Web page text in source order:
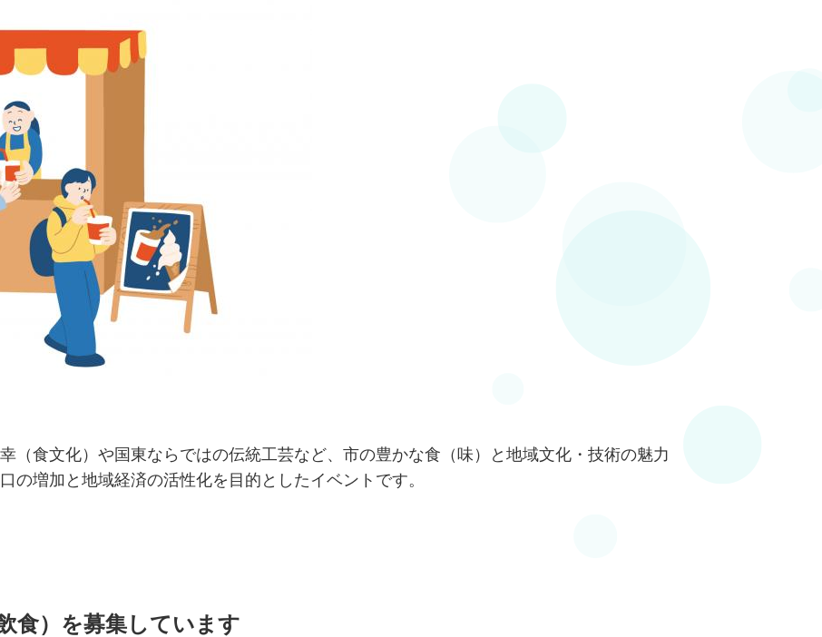
（食文化）や国東ならではの伝統工芸など、市の豊かな食（味）と地域文化・技術の魅力
の増加と地域経済の活性化を目的としたイベントです。
食）を募集しています